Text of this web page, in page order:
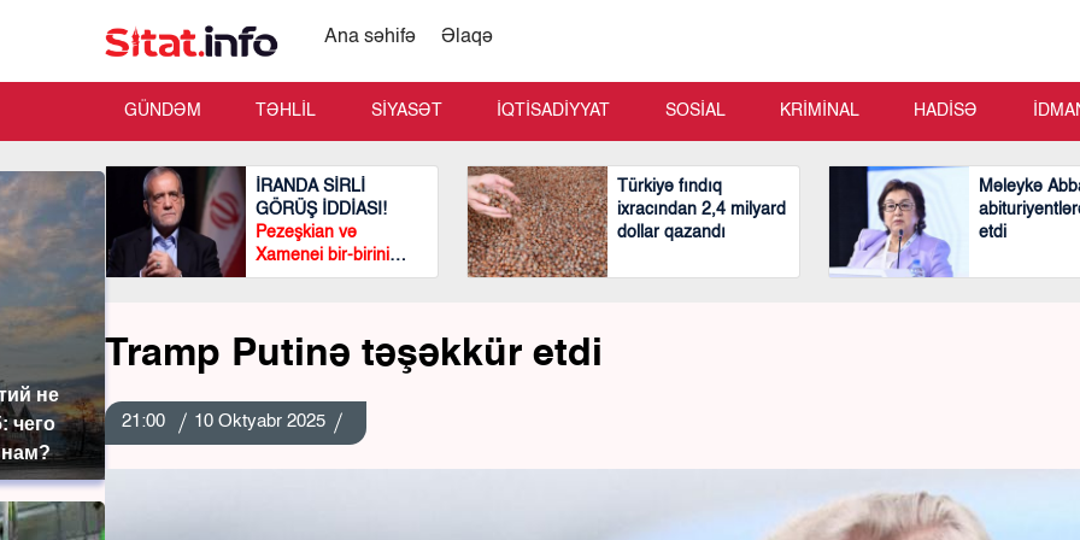
не
чего
Ana səhifə Əlaqə
GÜNDƏM TƏHLİL SİYASƏT İQTİSADİYYAT SOSİAL KRİMİNAL HADİSƏ
İRANDA SİRLİ
GÖRÜŞ İDDİASI!
Pezeşkian və
Xamenei bir-birini
görmədən
Türkiyə fındıq
ixracından 2,4 milyard
dollar qazandı
Məleykə
etdi
Tramp Putinə təşəkkür etdi
21:00 10 Oktyabr 2025